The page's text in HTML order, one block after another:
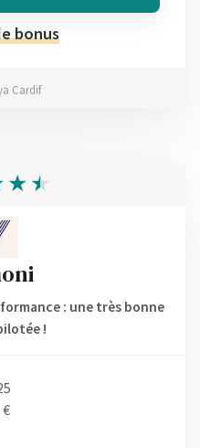
bonus
Cardif
: une très bonne
!
€